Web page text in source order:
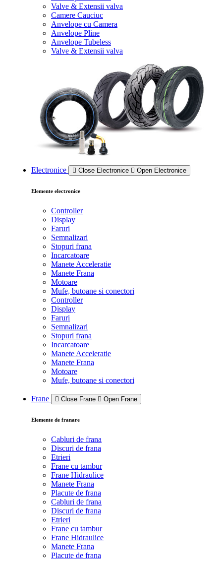
Valve & Extensii valva
Camere Cauciuc
Anvelope cu Camera
Anvelope Pline
Anvelope Tubeless
Valve & Extensii valva
Electronice Close Electronice Open Electronice
Elemente electronice
Controller
Display
Faruri
Semnalizari
Stopuri frana
Incarcatoare
Manete Acceleratie
Manete Frana
Motoare
Mufe, butoane si conectori
Controller
Display
Faruri
Semnalizari
Stopuri frana
Incarcatoare
Manete Acceleratie
Manete Frana
Motoare
Mufe, butoane si conectori
Frane Close Frane Open Frane
Elemente de franare
Cabluri de frana
Discuri de frana
Etrieri
Frane cu tambur
Frane Hidraulice
Manete Frana
Placute de frana
Cabluri de frana
Discuri de frana
Etrieri
Frane cu tambur
Frane Hidraulice
Manete Frana
Placute de frana